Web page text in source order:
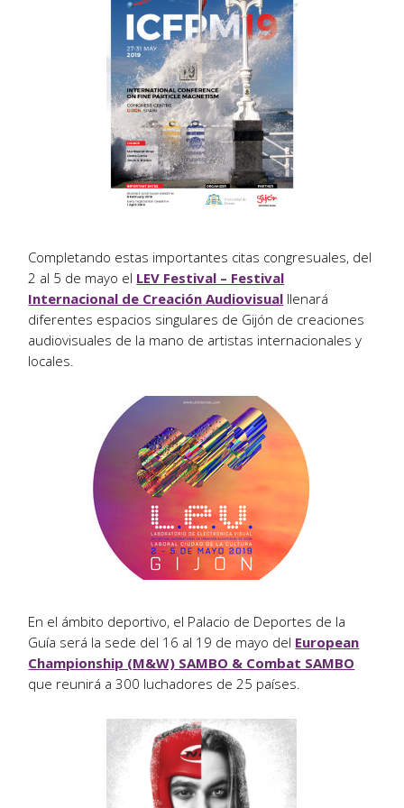
Completando estas importantes citas congresuales, del
2 al 5 de mayo el LEV Festival – Festival
Internacional de Creación Audiovisual llenará
diferentes espacios singulares de Gijón de creaciones
audiovisuales de la mano de artistas internacionales y
locales.
En el ámbito deportivo, el Palacio de Deportes de la
Guía será la sede del 16 al 19 de mayo del European
Championship (M&W) SAMBO & Combat SAMBO
que reunirá a 300 luchadores de 25 países.